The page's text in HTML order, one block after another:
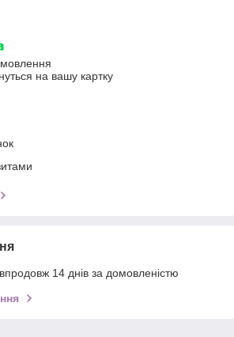
на вашу картку
14 днів за домовленістю